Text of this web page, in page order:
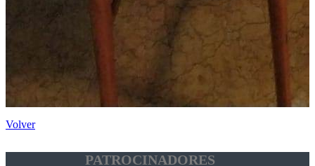
Volver
PATROCINADORES